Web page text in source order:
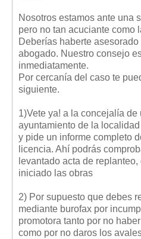
Nosotros estamos ante una
pero no tan acuciante como
Deberías haberte asesorado
abogado. Nuestro consejo
inmediatamente.
Por cercanía del caso te
siguiente.
1)Vete ya! a la concejalía de
ayuntamiento de la
y pide un informe completo
licencia. Ahí podrás
levantado acta de
iniciado las obras
2) Por supuesto que debes
mediante burofax por
promotora tanto por no
como por no daros los